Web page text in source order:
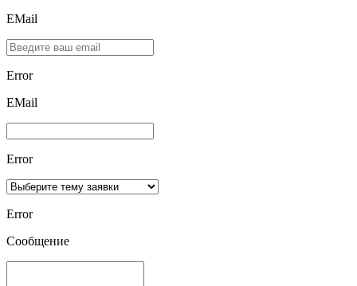
EMail
Error
ЕMаil
Error
Error
Сообщение